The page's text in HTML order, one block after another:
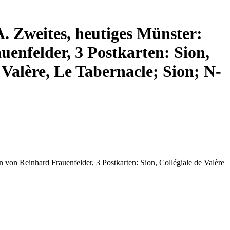
Zweites, heutiges Münster:
3 Postkarten: Sion,
Le Tabernacle; Sion; N-
Reinhard Frauenfelder, 3 Postkarten: Sion, Collégiale de Valère